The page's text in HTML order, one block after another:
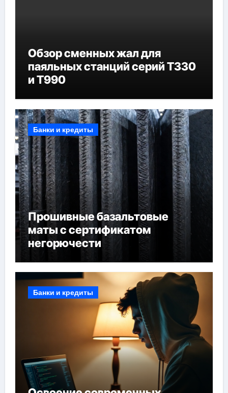
Обзор сменных жал для
паяльных станций серий T330
и T990
Банки и кредиты
Прошивные базальтовые
маты с сертификатом
негорючести
Банки и кредиты